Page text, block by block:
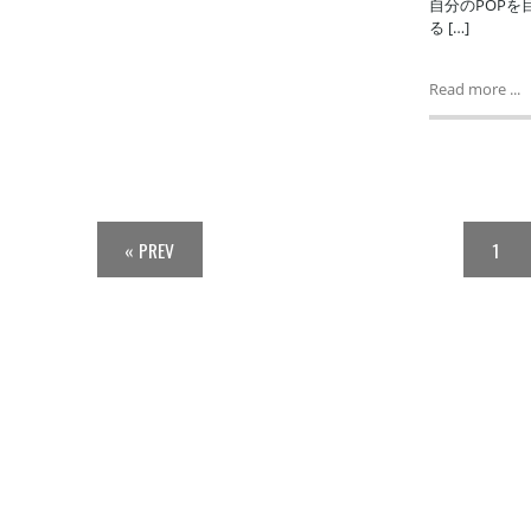
自分のPOPを
る […]
Read more ...
« PREV 1